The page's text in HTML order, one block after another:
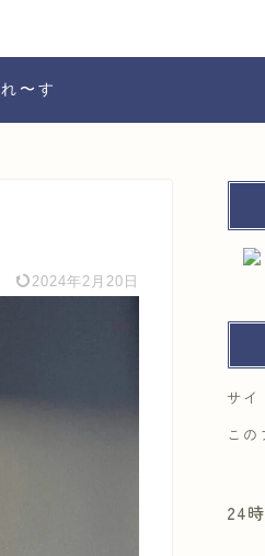
〜す
2024年2月20日
サイ
この
24